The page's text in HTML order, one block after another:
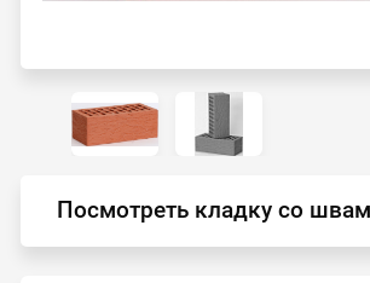
Посмотреть кладку со